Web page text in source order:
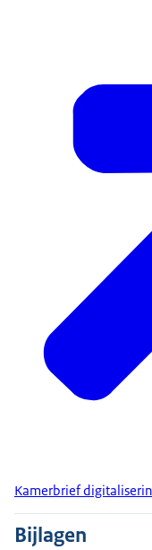
Kamerbrief
Bijlagen